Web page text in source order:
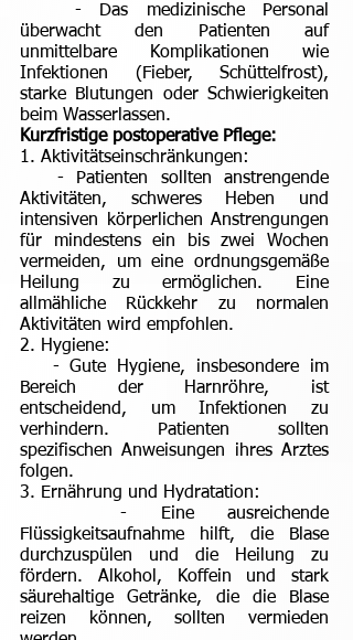
- Das medizinische Personal
überwacht den Patienten auf
unmittelbare Komplikationen wie
Infektionen (Fieber, Schüttelfrost),
starke Blutungen oder Schwierigkeiten
beim Wasserlassen.
Kurzfristige postoperative Pflege:
1. Aktivitätseinschränkungen:
- Patienten sollten anstrengende
Aktivitäten, schweres Heben und
intensiven körperlichen Anstrengungen
für mindestens ein bis zwei Wochen
vermeiden, um eine ordnungsgemäße
Heilung zu ermöglichen. Eine
allmähliche Rückkehr zu normalen
Aktivitäten wird empfohlen.
2. Hygiene:
- Gute Hygiene, insbesondere im
Bereich der Harnröhre, ist
entscheidend, um Infektionen zu
verhindern. Patienten sollten
spezifischen Anweisungen ihres Arztes
folgen.
3. Ernährung und Hydratation:
- Eine ausreichende
Flüssigkeitsaufnahme hilft, die Blase
durchzuspülen und die Heilung zu
fördern. Alkohol, Koffein und stark
säurehaltige Getränke, die die Blase
reizen können, sollten vermieden